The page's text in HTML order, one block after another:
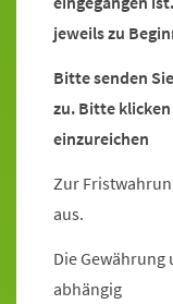
jeweils zu
Bitte senden
zu. Bitte klicken
einzureichen
Zur
aus.
Die Gewährung
abhängig